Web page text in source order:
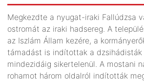
Megkezdte a nyugat-iraki Fallúdzsa
ostromát az iraki hadsereg. A
az Iszlám Állam kezére, a
támadást is indítottak a dzsihádisták
mindezidáig sikertelenül. A mostani
rohamot három oldalról indították